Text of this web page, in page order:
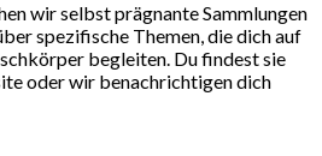
wir selbst prägnante Sammlungen
spezifische Themen, die dich auf
begleiten. Du findest sie
oder wir benachrichtigen dich